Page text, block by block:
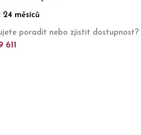
24 měsíců
poradit nebo zjistit dostupnost?
611